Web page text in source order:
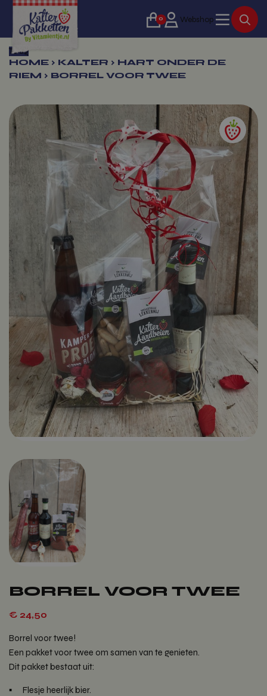
0 Webshop
Terug
HOME › KALTER › HART ONDER DE
RIEM › BORREL VOOR TWEE
BORREL VOOR TWEE
€ 24,50
Borrel voor twee!
Een pakket voor twee om samen van te genieten.
Dit pakket bestaat uit:
Flesje heerlijk bier.